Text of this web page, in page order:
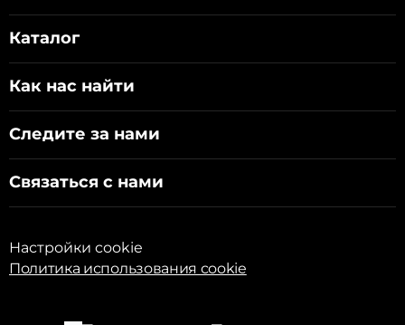
Каталог
Как нас найти
Следите за нами
Связаться с нами
Настройки cookie
Политика использования cookie